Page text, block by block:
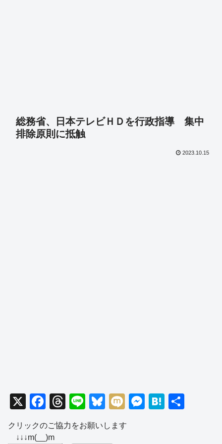
総務省、日本テレビＨＤを行政指導 集中
排除原則に抵触
2023.10.15
X
F
c
T
hr
e
Li
n
e
Bl
u
e
M
M
H
クリックのご協力をお願いします
↓↓↓m(__)m